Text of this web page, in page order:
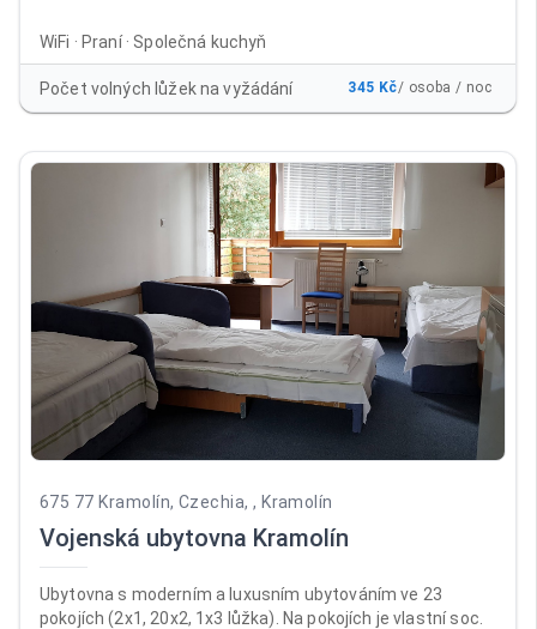
WiFi · Praní · Společná kuchyň
Počet volných lůžek na vyžádání 345 Kč/ osoba / noc
675 77 Kramolín, Czechia, , Kramolín
Vojenská ubytovna Kramolín
Ubytovna s moderním a luxusním ubytováním ve 23
pokojích (2x1, 20x2, 1x3 lůžka). Na pokojích je vlastní soc.